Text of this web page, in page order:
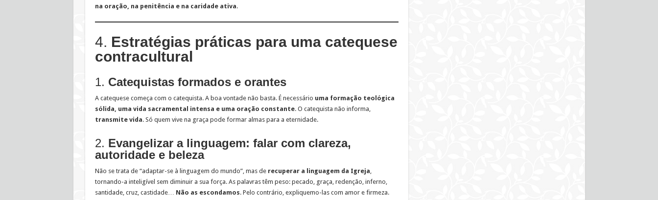
na oração, na penitência e na caridade ativa.
4. Estratégias práticas para uma catequese
contracultural
1. Catequistas formados e orantes
A catequese começa com o catequista. A boa vontade não basta. É necessário uma formação teológica
sólida, uma vida sacramental intensa e uma oração constante. O catequista não informa,
transmite vida. Só quem vive na graça pode formar almas para a eternidade.
2. Evangelizar a linguagem: falar com clareza,
autoridade e beleza
Não se trata de “adaptar-se à linguagem do mundo”, mas de recuperar a linguagem da Igreja,
tornando-a inteligível sem diminuir a sua força. As palavras têm peso: pecado, graça, redenção, inferno,
santidade, cruz, castidade… Não as escondamos. Pelo contrário, expliquemo-las com amor e firmeza.